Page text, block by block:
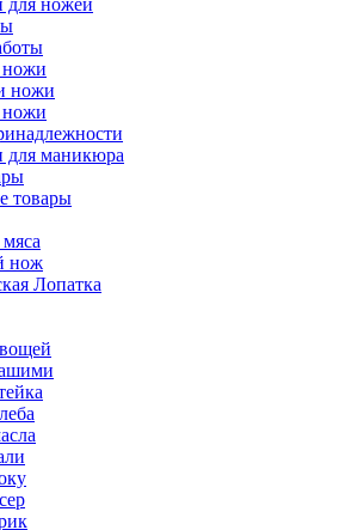
для ножей
ножи
маникюра
товары
нож
Лопатка